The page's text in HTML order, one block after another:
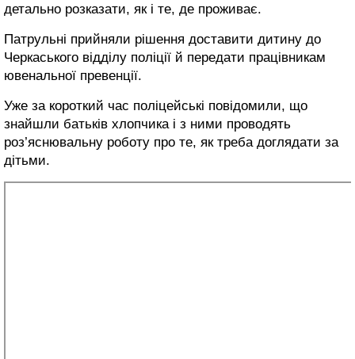
детально розказати, як і те, де проживає.
Патрульні прийняли рішення доставити дитину до
Черкаського відділу поліції й передати працівникам
ювенальної превенції.
Уже за короткий час поліцейські повідомили, що
знайшли батьків хлопчика і з ними проводять
роз’яснювальну роботу про те, як треба доглядати за
дітьми.